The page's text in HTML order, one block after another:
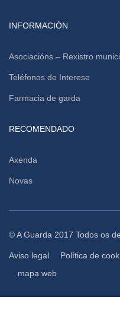
INFORMACIÓN
Asociacións – Rexistro
Teléfonos de Interese
Farmacia de garda
RECOMENDADO
Axenda
Novas
© A Guarda 2017 Todos os
Aviso legal Política de
mapa web